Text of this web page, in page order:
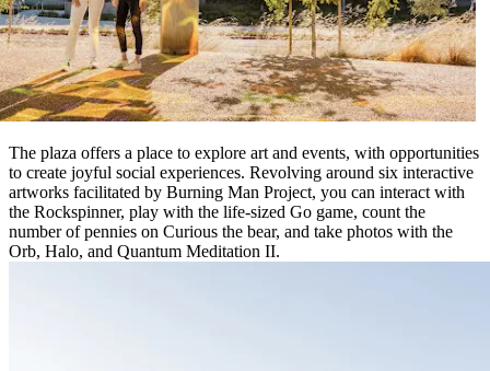
The plaza offers a place to explore art and events, with opportunities
to create joyful social experiences. Revolving around six interactive
artworks facilitated by Burning Man Project, you can interact with
the Rockspinner, play with the life-sized Go game, count the
number of pennies on Curious the bear, and take photos with the
Orb, Halo, and Quantum Meditation II.